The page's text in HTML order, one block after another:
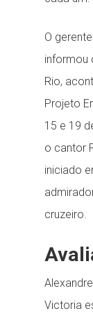
O
informou
Rio,
Projeto
15 e 19
o cantor
iniciado
cruzeiro.
Victoria